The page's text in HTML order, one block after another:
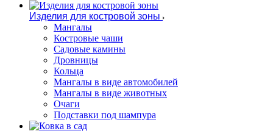
Изделия для костровой зоны
Мангалы
Костровые чаши
Садовые камины
Дровницы
Кольца
Мангалы в виде автомобилей
Мангалы в виде животных
Очаги
Подставки под шампура